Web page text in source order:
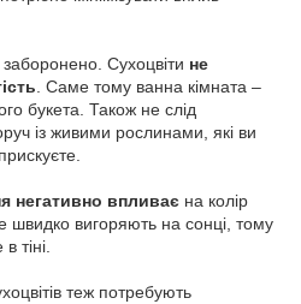
заборонено. Сухоцвіти не
. Саме тому ванна кімната –
букета. Також не слід
із живими рослинами, які ви
негативно впливає на колір
швидко вигоряють на сонці, тому
тіні.
теж потребують